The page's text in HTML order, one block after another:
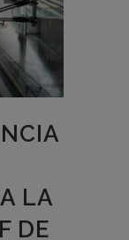
LA
DE